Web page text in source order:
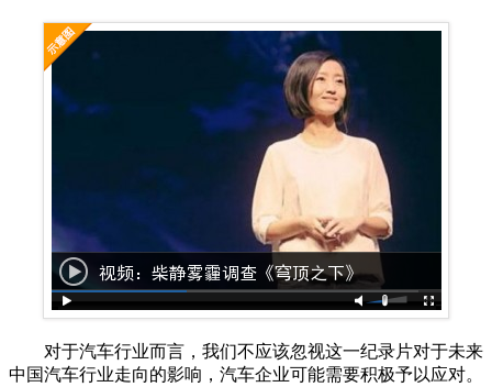
对于汽车行业而言，我们不应该忽视这一纪录片对于未来
中国汽车行业走向的影响，汽车企业可能需要积极予以应对。